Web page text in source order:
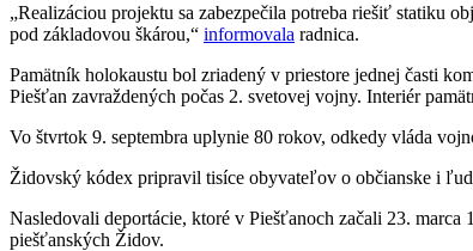
„Realizáciou projektu sa zabezpečila potreba riešiť statiku
pod základovou škárou,“ informovala radnica.
Pamätník holokaustu bol zriadený v priestore jednej časti
Piešťan zavraždených počas 2. svetovej vojny. Interiér
Vo štvrtok 9. septembra uplynie 80 rokov, odkedy vláda
Židovský kódex pripravil tisíce obyvateľov o občianske i
Nasledovali deportácie, ktoré v Piešťanoch začali 23.
piešťanských Židov.